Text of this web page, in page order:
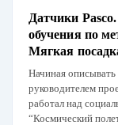
Датчики
обучения по
Мягкая
Начиная описывать
руководителем
работал над
“Космический